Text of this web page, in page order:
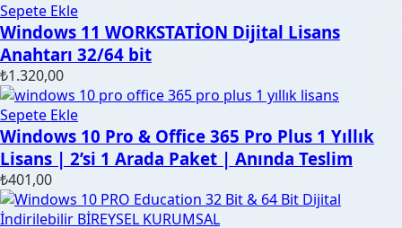
Sepete Ekle
Windows 11 WORKSTATİON Dijital Lisans
Anahtarı 32/64 bit
₺1.320,00
Sepete Ekle
Windows 10 Pro & Office 365 Pro Plus 1 Yıllık
Lisans | 2’si 1 Arada Paket | Anında Teslim
₺401,00